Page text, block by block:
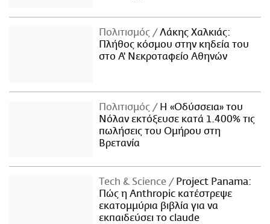
Πολιτισμός
Λάκης Χαλκιάς:
Πλήθος κόσμου στην κηδεία του
στο Α' Νεκροταφείο Αθηνών
Πολιτισμός
Η «Οδύσσεια» του
Νόλαν εκτόξευσε κατά 1.400% τις
πωλήσεις του Ομήρου στη
Βρετανία
Τech & Science
Project Panama:
Πώς η Anthropic κατέστρεψε
εκατομμύρια βιβλία για να
εκπαιδεύσει το claude